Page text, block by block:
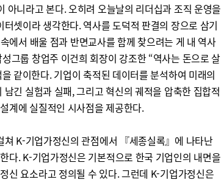
아니라고 본다. 오히려 오늘날의 리더십과 조직 운영을
셋이라 생각한다. 역사를 도덕적 판결의 장으로 삼기
에서 배울 점과 반면교사를 함께 찾으려는 게 내 역사
그룹 창업주 이건희 회장이 강조한 “역사는 돈으로 살
같이한다. 기업이 축적된 데이터를 분석하여 미래의
긴 실험과 실패, 그리고 혁신의 궤적을 압축한 집합적
계에 실질적인 시사점을 제공한다.
쳐 K-기업가정신의 관점에서 『세종실록』에 나타난
다. K-기업가정신은 기본적으로 한국 기업인의 내면을
신 요소라고 정의될 수 있다. 그런데 K-기업가정신은